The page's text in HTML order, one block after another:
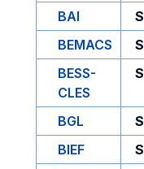
BAI
S
BEMACS
S
BESS-
CLES
S
BGL S
BIEF
S